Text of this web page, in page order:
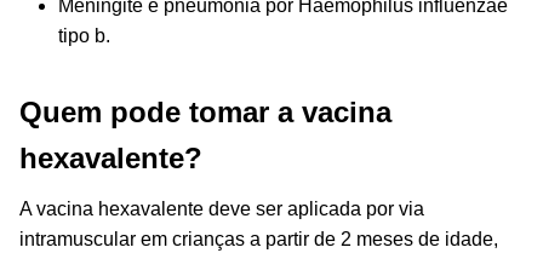
Meningite e pneumonia por Haemophilus influenzae
tipo b.
Quem pode tomar a vacina
hexavalente?
A vacina hexavalente deve ser aplicada por via
intramuscular em crianças a partir de 2 meses de idade,